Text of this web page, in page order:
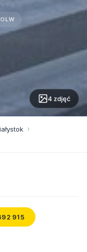
4 zdjęć
›
915